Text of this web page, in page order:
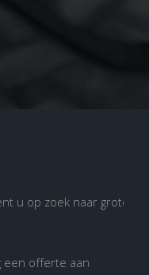
u op zoek naar grote
een offerte aan